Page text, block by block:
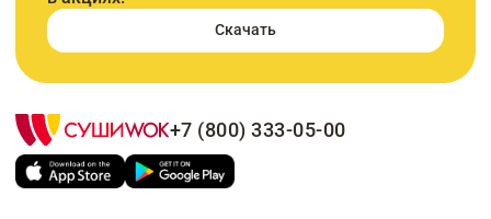
Скачать
+7 (800) 333-05-00